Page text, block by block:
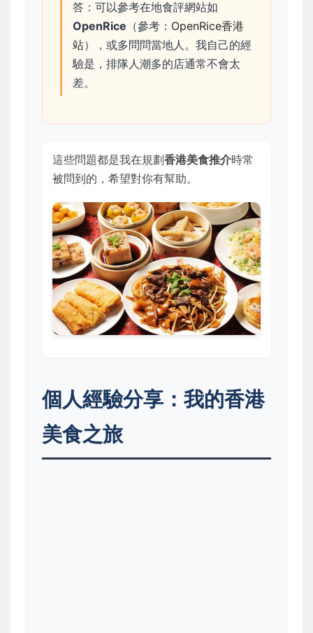
答：可以參考在地食評網站如
OpenRice （參考： OpenRice香港
站），或多問問當地人。我自己的經
驗是，排隊人潮多的店通常不會太
差。
這些問題都是我在規劃香港美食推介時常
被問到的，希望對你有幫助。
個人經驗分享：我的香港
美食之旅